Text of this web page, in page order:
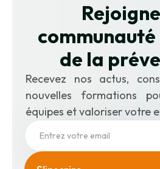
communauté
de la
Recevez nos actus,
nouvelles formations
équipes et valoriser votre